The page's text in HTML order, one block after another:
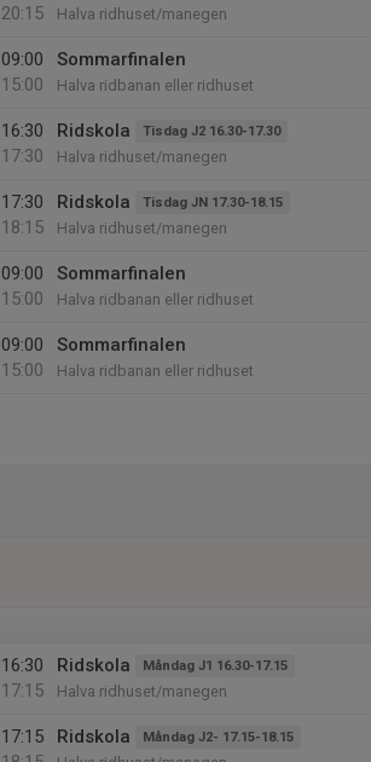
20:15
Halva ridhuset/manegen
09:00
15:00
Sommarfinalen
Halva ridbanan eller ridhuset
16:30
17:30
Ridskola Tisdag J2 16.30-17.30
Halva ridhuset/manegen
17:30
18:15
Ridskola Tisdag JN 17.30-18.15
Halva ridhuset/manegen
09:00
15:00
Sommarfinalen
Halva ridbanan eller ridhuset
09:00
15:00
Sommarfinalen
Halva ridbanan eller ridhuset
16:30
17:15
Ridskola Måndag J1 16.30-17.15
Halva ridhuset/manegen
17:15
Ridskola Måndag J2- 17.15-18.15